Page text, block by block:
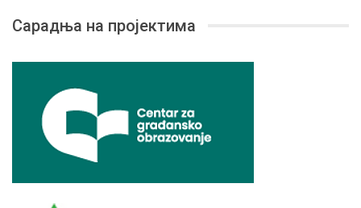
Сарадња на пројектима